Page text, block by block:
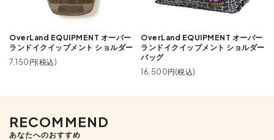
OverLand EQUIPMENT オーバー
ランドイクイップメント ショルダー
7,150円(税込)
OverLand EQUIPMENT オーバー
ランドイクイップメント ショルダー
バッグ
16,500円(税込)
RECOMMEND
あなたへのおすすめ